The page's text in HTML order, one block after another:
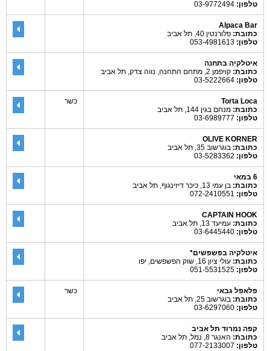
טלפון:
Alpaca Bar
כתובת: פלורנטין 40, תל אביב
טלפון:
איטלקיה בתחנה
כתובת: קויפמן 2, מתחם התחנה, נווה צדק, תל אביב
טלפון:
Torta Loca
כתובת: מנחם בגין 144, תל אביב
טלפון:
כשר
OLIVE KORNER
כתובת: בוגרשוב 35, תל אביב
טלפון:
6 במאי
כתובת: בן עמי 13, כיכר דיזינגוף, תל אביב
טלפון:
CAPTAIN HOOK
כתובת: עמיעד 13, תל אביב
טלפון:
איטלקיה בפשפשים*
כתובת: עולי ציון 16, שוק הפשפשים, יפו
טלפון:
פלאפל גבאי
כתובת: בוגרשוב 25, תל אביב
טלפון:
כשר
קפה נמרוד תל אביב
כתובת: האנגר 8, נמל, תל אביב
טלפון: